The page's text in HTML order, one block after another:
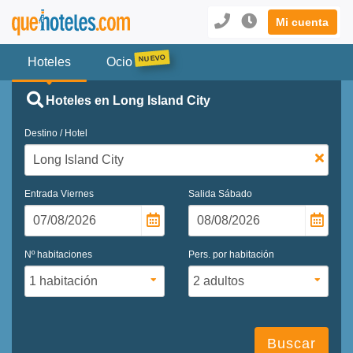
Mi cuenta
Hoteles Ocio
Hoteles en Long Island City
Destino / Hotel
Entrada Viernes Salida Sábado
Nº habitaciones Pers. por habitación
Buscar